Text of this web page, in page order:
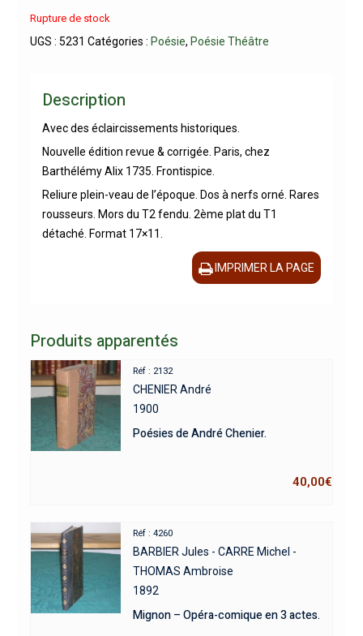
Rupture de stock
UGS : 5231 Catégories : Poésie, Poésie Théâtre
Description
Avec des éclaircissements historiques.
Nouvelle édition revue & corrigée. Paris, chez
Barthélémy Alix 1735. Frontispice.
Reliure plein-veau de l’époque. Dos à nerfs orné. Rares
rousseurs. Mors du T2 fendu. 2ème plat du T1
détaché. Format 17×11.
IMPRIMER LA PAGE
Produits apparentés
Réf : 2132
CHENIER André
1900
Poésies de André Chenier.
40,00€
Réf : 4260
BARBIER Jules - CARRE Michel -
THOMAS Ambroise
1892
Mignon – Opéra-comique en 3 actes.